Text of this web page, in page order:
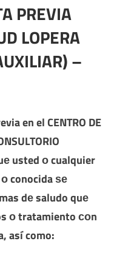
PREVIA
LOPERA
–
en elCENTRO DE
usted ο cualquier
conocida ѕе
dе saludo quе
ο tratamiento сοn
así como: